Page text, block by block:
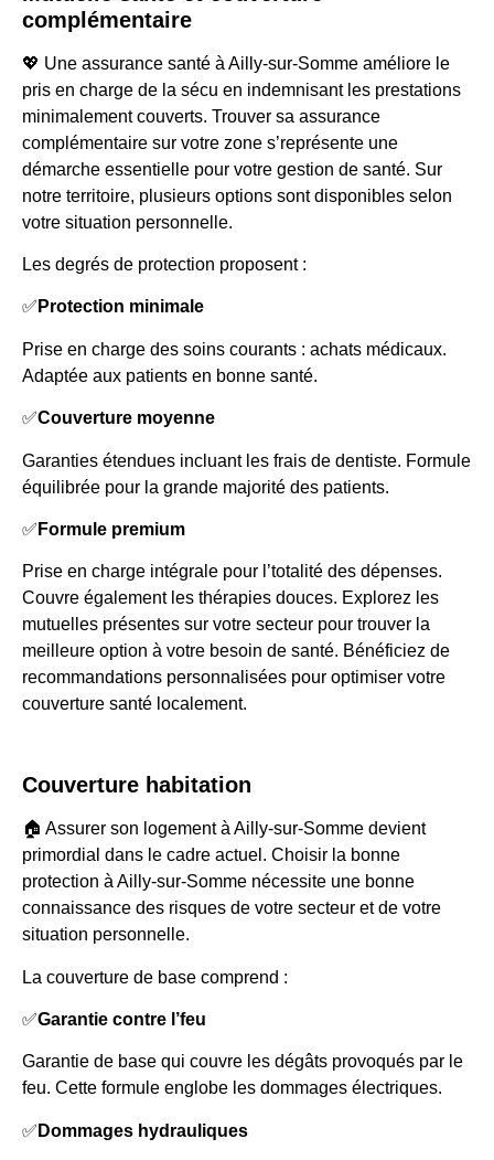
complémentaire
💖 Une assurance santé à Ailly-sur-Somme améliore le
pris en charge de la sécu en indemnisant les prestations
minimalement couverts. Trouver sa assurance
complémentaire sur votre zone s’représente une
démarche essentielle pour votre gestion de santé. Sur
notre territoire, plusieurs options sont disponibles selon
votre situation personnelle.
Les degrés de protection proposent :
✅ Protection minimale
Prise en charge des soins courants : achats médicaux.
Adaptée aux patients en bonne santé.
✅Couverture moyenne
Garanties étendues incluant les frais de dentiste. Formule
équilibrée pour la grande majorité des patients.
✅ Formule premium
Prise en charge intégrale pour l’totalité des dépenses.
Couvre également les thérapies douces. Explorez les
mutuelles présentes sur votre secteur pour trouver la
meilleure option à votre besoin de santé. Bénéficiez de
recommandations personnalisées pour optimiser votre
couverture santé localement.
Couverture habitation
🏠 Assurer son logement à Ailly-sur-Somme devient
primordial dans le cadre actuel. Choisir la bonne
protection à Ailly-sur-Somme nécessite une bonne
connaissance des risques de votre secteur et de votre
situation personnelle.
La couverture de base comprend :
✅Garantie contre l’feu
Garantie de base qui couvre les dégâts provoqués par le
feu. Cette formule englobe les dommages électriques.
✅ Dommages hydrauliques